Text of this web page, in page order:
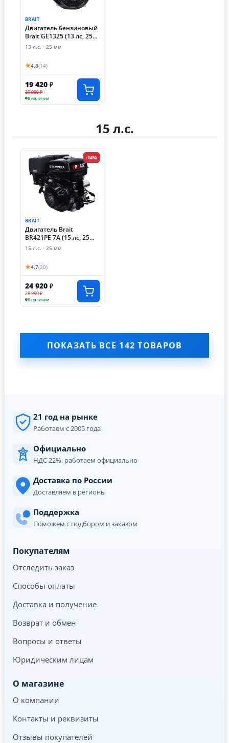
BRAIT
Двигатель бензиновый
Brait GE1325 (13 лс, 25
мм)
13 л.с. · 25 мм
★4.8(14)
19 420 ₽
20 990 ₽
В наличии
15 л.с.
-14%
BRAIT
Двигатель Brait
BR421PE 7А (15 лс, 25
мм, электростартер,
7А)
15 л.с. · 25 мм
★4.7(20)
24 920 ₽
28 990 ₽
В наличии
ПОКАЗАТЬ ВСЕ 142 ТОВАРОВ
21 год на рынке
Работаем с 2005 года
Официально
НДС 22%, работаем официально
Доставка по России
Доставляем в регионы
Поддержка
Поможем с подбором и заказом
Покупателям
Отследить заказ
Способы оплаты
Доставка и получение
Возврат и обмен
Вопросы и ответы
Юридическим лицам
О магазине
О компании
Контакты и реквизиты
Отзывы покупателей